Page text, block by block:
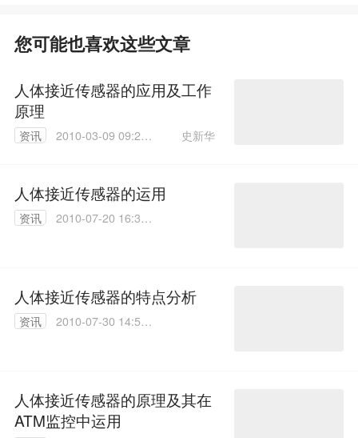
您可能也喜欢这些文章
人体接近传感器的应用及工作
原理
资讯
2010-03-09 09:23:
史新华
人体接近传感器的运用
资讯
2010-07-20 16:38:
人体接近传感器的特点分析
资讯
2010-07-30 14:57:
人体接近传感器的原理及其在
ATM监控中运用